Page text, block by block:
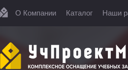
О Компании Каталог Наши